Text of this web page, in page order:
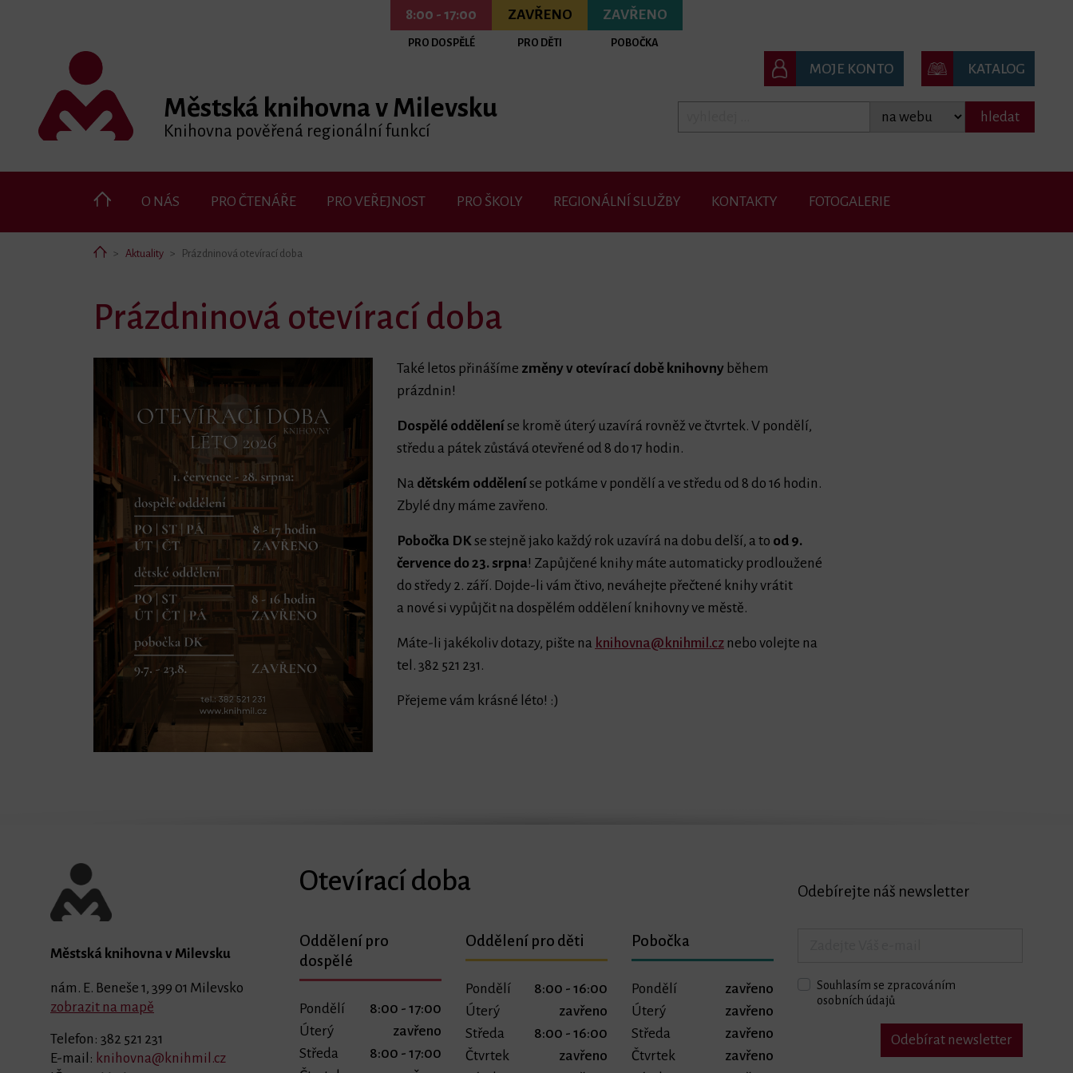
8:00 - 17:00
PRO DOSPĚLÉ
ZAVŘENO
PRO DĚTI
ZAVŘENO
POBOČKA
Městská knihovna v Milevsku
Knihovna pověřená regionální funkcí
MOJE KONTO KATALOG
hledat
O NÁS PRO ČTENÁŘE PRO VEŘEJNOST PRO ŠKOLY REGIONÁLNÍ SLUŽBY KONTAKTY FOTOGALERIE
HomeAktuality Prázdninová otevírací doba
Prázdninová otevírací doba
Také letos přinášíme změny v otevírací době knihovny během
prázdnin!
Dospělé odděleníse kromě úterý uzavírá rovněž ve čtvrtek. V pondělí,
středu a pátek zůstává otevřené od 8 do 17 hodin.
Na dětském odděleníse potkáme v pondělí a ve středu od 8 do 16 hodin.
Zbylé dny máme zavřeno.
Pobočka DK se stejně jako každý rok uzavírá na dobu delší, a to od 9.
července do 23. srpna! Zapůjčené knihy máte automaticky prodloužené
do středy 2. září. Dojde-li vám čtivo, neváhejte přečtené knihy vrátit
a nové si vypůjčit na dospělém oddělení knihovny ve městě.
Máte-li jakékoliv dotazy, pište na knihovna@knihmil.cz nebo volejte na
tel. 382 521 231.
Přejeme vám krásné léto! :)
Městská knihovna v Milevsku
nám. E. Beneše 1, 399 01 Milevsko
zobrazit na mapě
Telefon: 382 521 231
E-mail: knihovna@knihmil.cz
Otevírací doba
Oddělení pro
dospělé
Pondělí
8:00 - 17:00
Úterý
zavřeno
Středa
8:00 - 17:00
Oddělení pro děti
Pondělí
8:00 - 16:00
Úterý
zavřeno
Středa
8:00 - 16:00
Čtvrtek
zavřeno
Pobočka
Pondělí
zavřeno
Úterý
zavřeno
Středa
zavřeno
Čtvrtek
zavřeno
Odebírejte náš newsletter
Souhlasím se zpracováním
osobních údajů
Odebírat newsletter